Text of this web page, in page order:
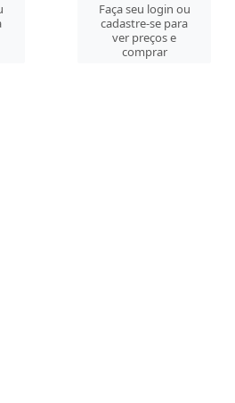
Faça seu login ou
cadastre-se para
ver preços e
comprar